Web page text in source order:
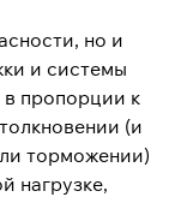
но и
и системы
в пропорции к
(и
торможении)
нагрузке,